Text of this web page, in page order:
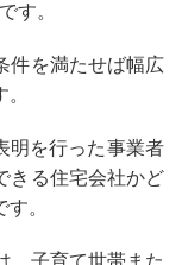
です。
件を満たせば幅広
明を行った事業者
きる住宅会社かど
。